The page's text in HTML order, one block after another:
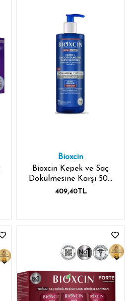
Bioxcin
Bioxcin Kepek ve Saç
Dökülmesine Karşı 500
ml Şampuan
409,40TL